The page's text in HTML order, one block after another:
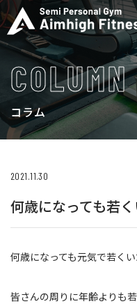
COLUMN
コラム
2021.11.30
何歳になっても若
何歳になっても元気で若く
皆さんの周りに年齢よりも